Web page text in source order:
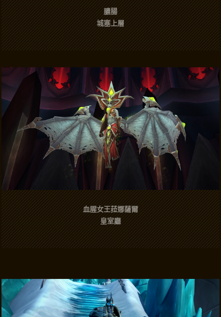
膿腸
城塞上層
血腥女王菈娜薩爾
皇室廳